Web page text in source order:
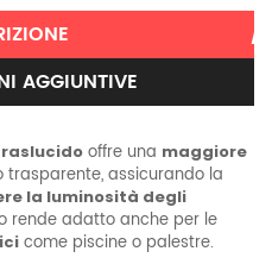
AGGIUNTIVE
offre una maggiore
trasparente, assicurando la
la luminosità degli
rende adatto anche per le
come piscine o palestre.